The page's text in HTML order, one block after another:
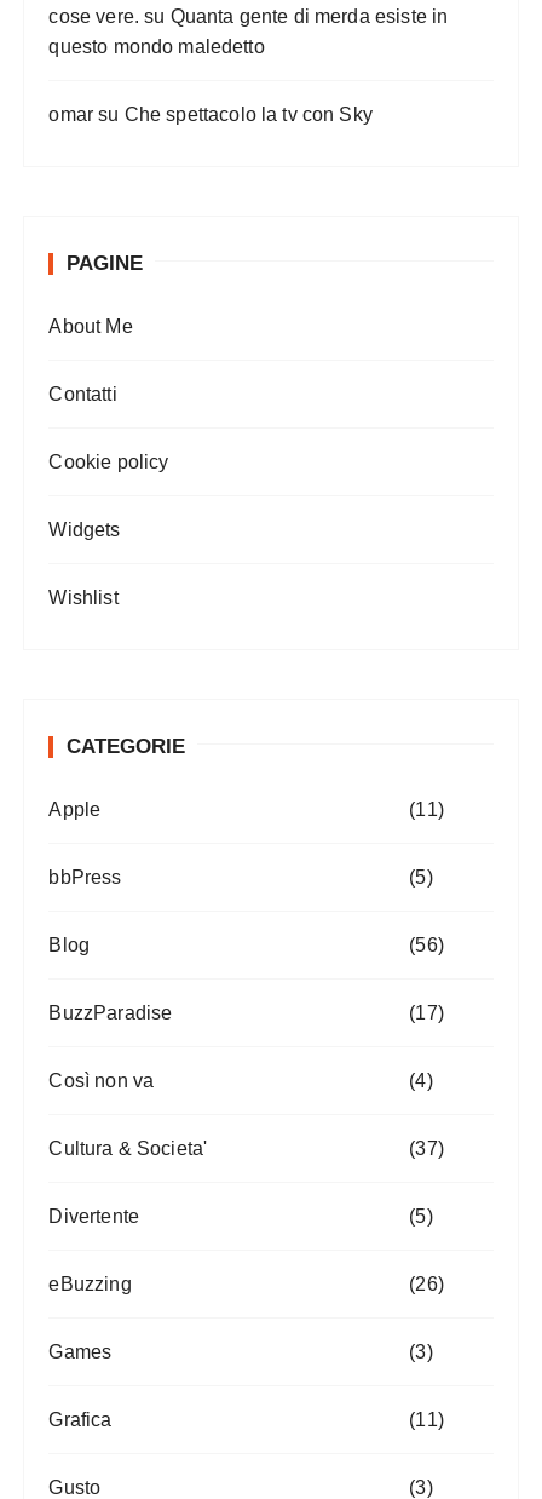
cose vere. su Quanta gente di merda esiste in
questo mondo maledetto
omar su Che spettacolo la tv con Sky
PAGINE
About Me
Contatti
Cookie policy
Widgets
Wishlist
CATEGORIE
Apple (11)
bbPress (5)
Blog (56)
BuzzParadise (17)
Così non va (4)
Cultura & Societa' (37)
Divertente (5)
eBuzzing (26)
Games (3)
Grafica (11)
Gusto (3)